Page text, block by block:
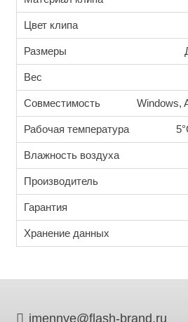
Цвет клипа
Размеры
Вес
Совместимость Windows,
Рабочая температура
Влажность воздуха
Производитель
Гарантия
Хранение данных
imennye@flash-brand.ru